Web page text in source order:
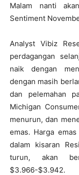
Malam nanti
Sentiment
Analyst Vibiz
perdagangan
naik dengan
dengan masih
dan pelemahan
Michigan
menurun, dan
emas. Harga
dalam kisaran
turun, akan
$3.966-$3.942.